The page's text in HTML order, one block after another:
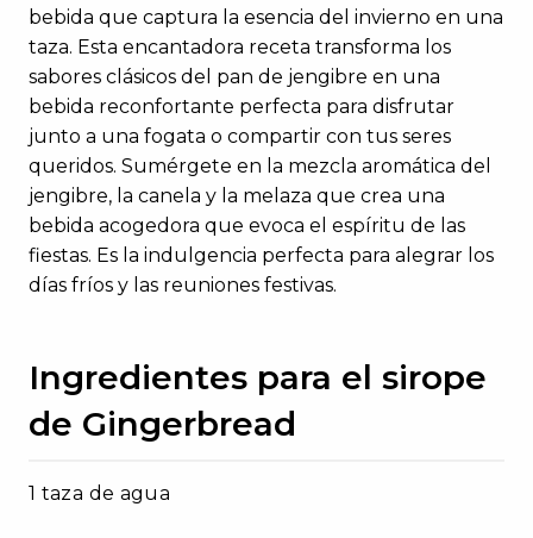
bebida que captura la esencia del invierno en una
taza. Esta encantadora receta transforma los
sabores clásicos del pan de jengibre en una
bebida reconfortante perfecta para disfrutar
junto a una fogata o compartir con tus seres
queridos. Sumérgete en la mezcla aromática del
jengibre, la canela y la melaza que crea una
bebida acogedora que evoca el espíritu de las
fiestas. Es la indulgencia perfecta para alegrar los
días fríos y las reuniones festivas.
Ingredientes para el sirope
de Gingerbread
1 taza de agua